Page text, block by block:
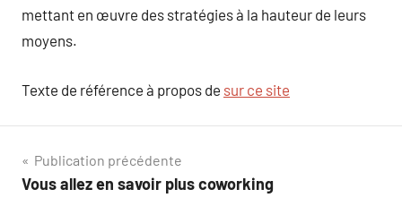
mettant en œuvre des stratégies à la hauteur de leurs
moyens.
Texte de référence à propos de sur ce site
Navigation
de
Publication précédente
Vous allez en savoir plus coworking